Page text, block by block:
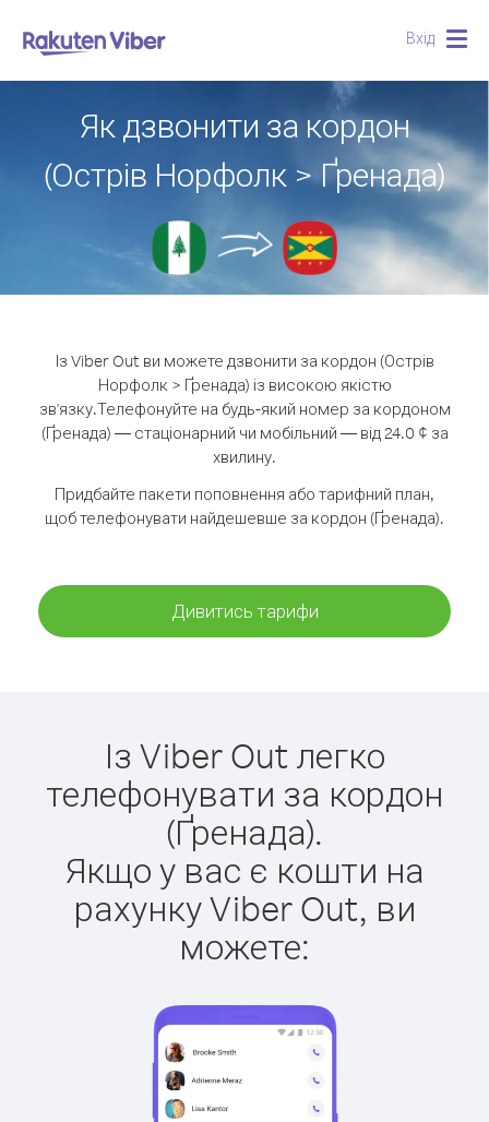
Вхід
Як дзвонити за кордон
(Острів Норфолк > Ґренада)
Із Viber Out ви можете дзвонити за кордон (Острів
Норфолк > Ґренада) із високою якістю
зв'язку.Телефонуйте на будь-який номер за кордоном
(Ґренада) — стаціонарний чи мобільний — від 24.0 ¢ за
хвилину.
Придбайте пакети поповнення або тарифний план,
щоб телефонувати найдешевше за кордон (Ґренада).
Дивитись тарифи
Із Viber Out легко
телефонувати за кордон
(Ґренада).
Якщо у вас є кошти на
рахунку Viber Out, ви
можете: